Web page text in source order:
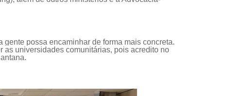
gente possa encaminhar de forma mais concreta.
as universidades comunitárias, pois acredito no